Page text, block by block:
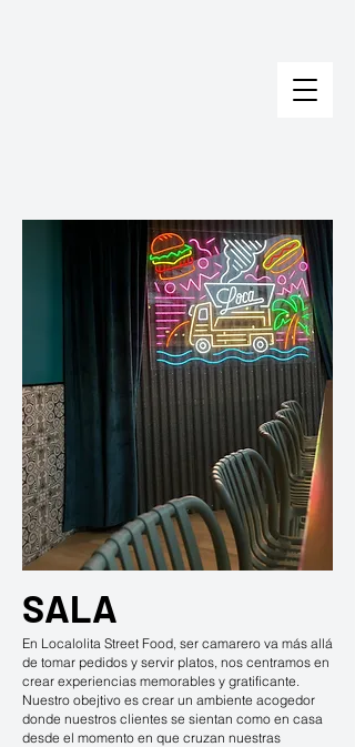
SALA
En Localolita Street Food, ser camarero va más allá
de tomar pedidos y servir platos, nos centramos en
crear experiencias memorables y gratificante.
Nuestro obejtivo es crear un ambiente acogedor
donde nuestros clientes se sientan como en casa
desde el momento en que cruzan nuestras